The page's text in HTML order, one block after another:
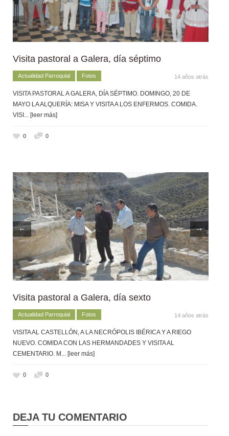
Visita pastoral a Galera, día séptimo
Actualidad Parroquial Fotos 14 años atrás
VISITA PASTORAL A GALERA, DÍA SÉPTIMO. DOMINGO, 20 DE
MAYO LA ALQUERÍA: MISA Y VISITA A LOS ENFERMOS. COMIDA.
VISI ... [leer más]
0 0
← →
Visita pastoral a Galera, día sexto
Actualidad Parroquial Fotos 14 años atrás
VISITA AL CASTELLÓN, A LA NECRÓPOLIS IBÉRICA Y A RIEGO
NUEVO. COMIDA CON LAS HERMANDADES Y VISITA AL
CEMENTARIO. M ... [leer más]
0 0
DEJA TU COMENTARIO